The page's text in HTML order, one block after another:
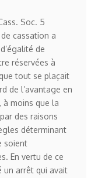
Soc. 5
de cassation a
de
réservées à
tout se plaçait
de l’avantage en
à moins que la
des raisons
déterminant
soient
En vertu de ce
un arrêt qui avait